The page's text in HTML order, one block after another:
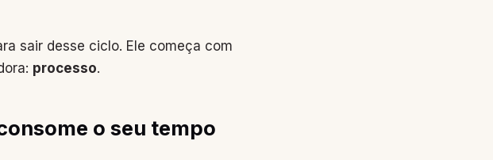
sair desse ciclo. Ele começa com
processo.
o seu tempo